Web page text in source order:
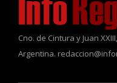
Cno. de Cintura y Juan
Argentina.